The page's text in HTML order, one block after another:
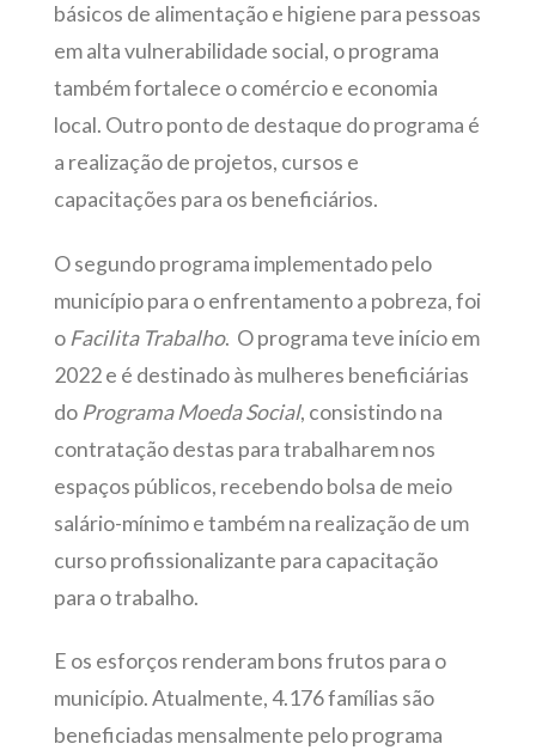
básicos de alimentação e higiene para pessoas
em alta vulnerabilidade social, o programa
também fortalece o comércio e economia
local. Outro ponto de destaque do programa é
a realização de projetos, cursos e
capacitações para os beneficiários.
O segundo programa implementado pelo
município para o enfrentamento a pobreza, foi
o Facilita Trabalho. O programa teve início em
2022 e é destinado às mulheres beneficiárias
do Programa Moeda Social, consistindo na
contratação destas para trabalharem nos
espaços públicos, recebendo bolsa de meio
salário-mínimo e também na realização de um
curso profissionalizante para capacitação
para o trabalho.
E os esforços renderam bons frutos para o
município. Atualmente, 4.176 famílias são
beneficiadas mensalmente pelo programa